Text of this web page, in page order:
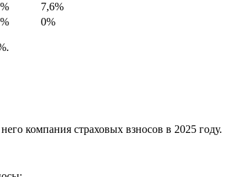
7,6%
0%
компания страховых взносов в 2025 году.